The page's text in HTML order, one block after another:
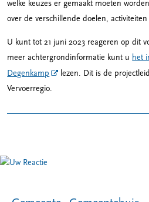
welke keuzes er gemaakt moeten
over de verschillende doelen,
U kunt tot 21 juni 2023 reageren op dit
meer achtergrondinformatie kunt u het
Degenkamp
lezen. Dit is de
Vervoerregio.